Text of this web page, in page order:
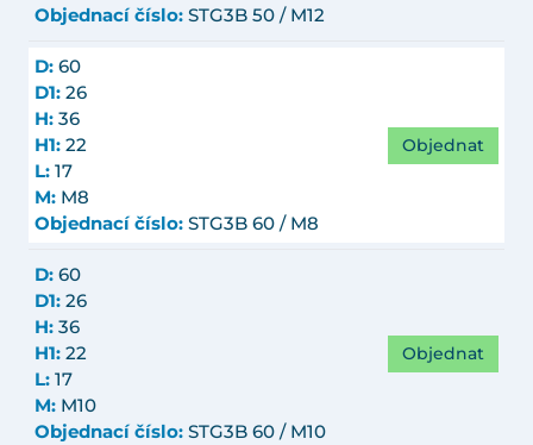
Objednací číslo: STG3B 50 / M12
D: 60
D1: 26
H: 36
H1: 22
L: 17
M: M8
Objednací číslo: STG3B 60 / M8
Objednat
D: 60
D1: 26
H: 36
H1: 22
L: 17
M: M10
Objednací číslo: STG3B 60 / M10
Objednat